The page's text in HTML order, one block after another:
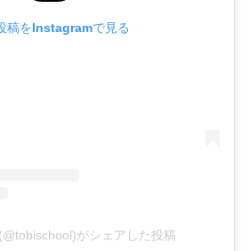
稿をInstagramで見る
がシェアした投稿